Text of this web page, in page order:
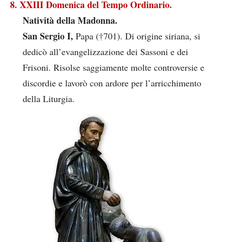
8. XXIII Domenica del Tempo Ordinario.
Natività della Madonna.
San Sergio I, Papa (†701). Di origine siriana, si
dedicò all’evangelizzazione dei Sassoni e dei
Frisoni. Risolse saggiamente molte controversie e
discordie e lavorò con ardore per l’arricchimento
della Liturgia.